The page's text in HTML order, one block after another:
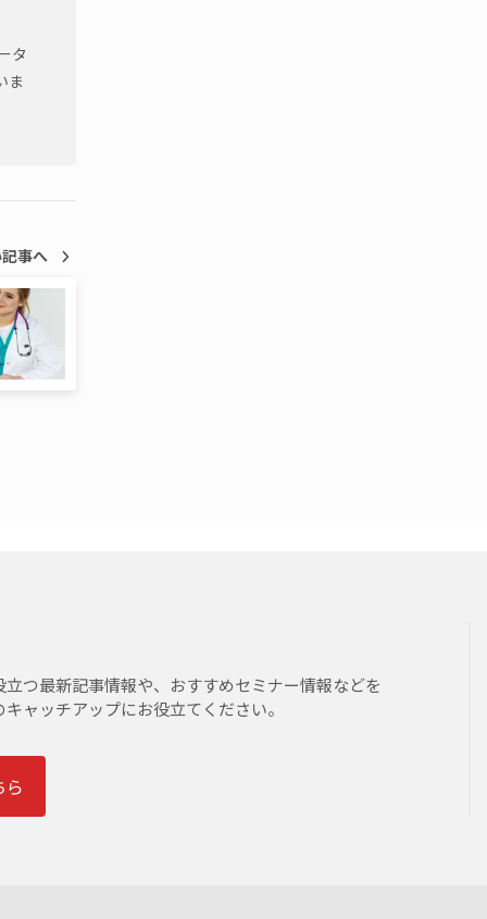
タ
ま
事へ
つ最新記事情報や、おすすめセミナー情報などを
ャッチアップにお役立てください。
ら